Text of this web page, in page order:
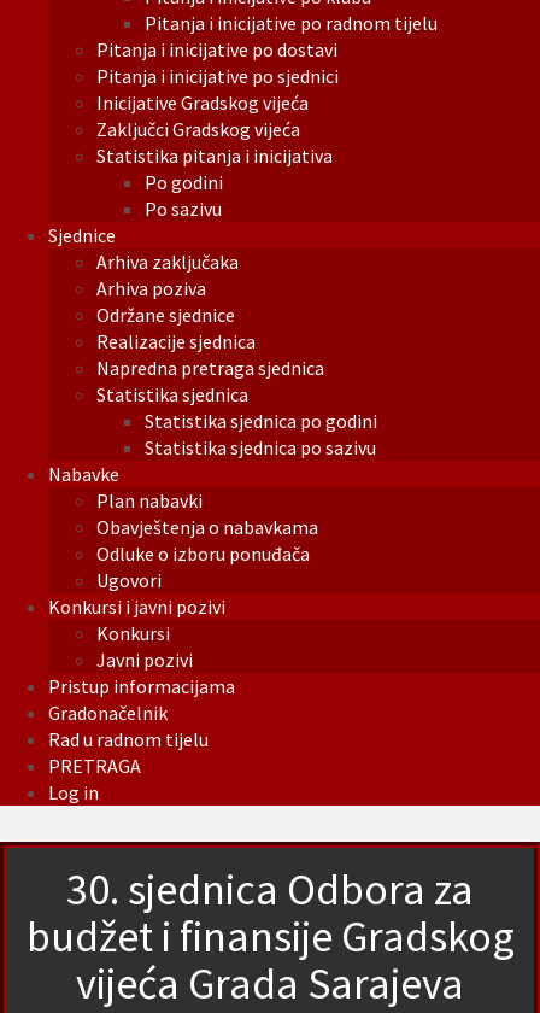
Pitanja i inicijative po radnom tijelu
Pitanja i inicijative po dostavi
Pitanja i inicijative po sjednici
Inicijative Gradskog vijeća
Zaključci Gradskog vijeća
Statistika pitanja i inicijativa
Po godini
Po sazivu
Sjednice
Arhiva zaključaka
Arhiva poziva
Održane sjednice
Realizacije sjednica
Napredna pretraga sjednica
Statistika sjednica
Statistika sjednica po godini
Statistika sjednica po sazivu
Nabavke
Plan nabavki
Obavještenja o nabavkama
Odluke o izboru ponuđača
Ugovori
Konkursi i javni pozivi
Konkursi
Javni pozivi
Pristup informacijama
Gradonačelnik
Rad u radnom tijelu
PRETRAGA
Log in
30. sjednica Odbora za
budžet i finansije Gradskog
vijeća Grada Sarajeva